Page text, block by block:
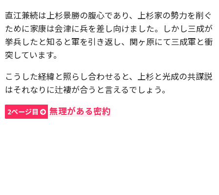
直江兼続は上杉景勝の腹心であり、上杉家の勢力を削ぐ
ために家康は会津に兵を差し向けました。しかし三成が
挙兵したと知ると軍を引き返し、関ヶ原にて三成軍と衝
突しています。
こうした経緯と照らし合わせると、上杉と光成の共謀説
はそれなりに辻褄が合うと言えるでしょう。
2ページ目 無理がある密約